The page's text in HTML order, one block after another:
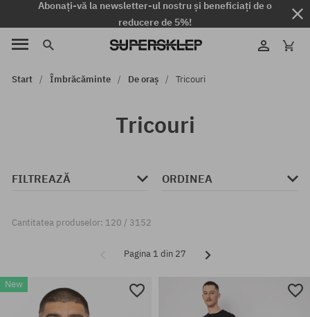
Abonați-vă la newsletter-ul nostru și beneficiați de o
reducere de 5%!
Start Îmbrăcăminte De oraș Tricouri
Tricouri
FILTREAZĂ ORDINEA
Cantitatea produselor: 120 / 3152
Pagina 1 din 27
New